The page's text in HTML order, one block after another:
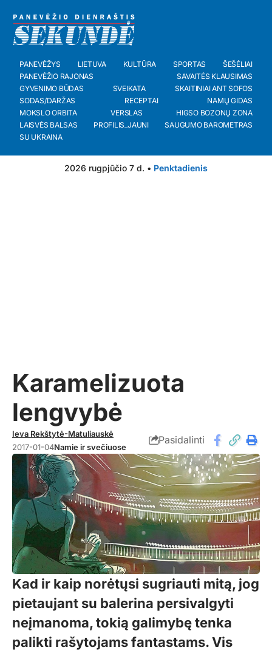
PANEVĖŽYS LIETUVA KULTŪRA SPORTAS
ŠEŠĖLIAI
PANEVĖŽIO RAJONAS
SAVAITĖS KLAUSIMAS
GYVENIMO BŪDAS
SVEIKATA
SKAITINIAI ANT SOFOS
SODAS/DARŽAS
RECEPTAI
NAMŲ GIDAS
MOKSLO ORBITA
VERSLAS
HIGSO BOZONŲ ZONA
LAISVĖS BALSAS
PROFILIS_JAUNI
SAUGUMO BAROMETRAS
SU UKRAINA
2026 rugpjūčio 7 d. • Penktadienis
Karamelizuota
lengvybė
Ieva Rekštytė-Matuliauskė
2017-01-04Namie ir svečiuose
Pasidalinti
Kad ir kaip norėtųsi sugriauti mitą, jog
pietaujant su balerina persivalgyti
neįmanoma, tokią galimybę tenka
palikti rašytojams fantastams. Vis